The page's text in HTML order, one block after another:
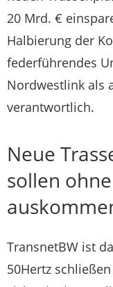
20 Mrd. €
Halbierung der
federführendes
Nordwestlink als
verantwortlich.
Neue
sollen
TransnetBW ist
50Hertz